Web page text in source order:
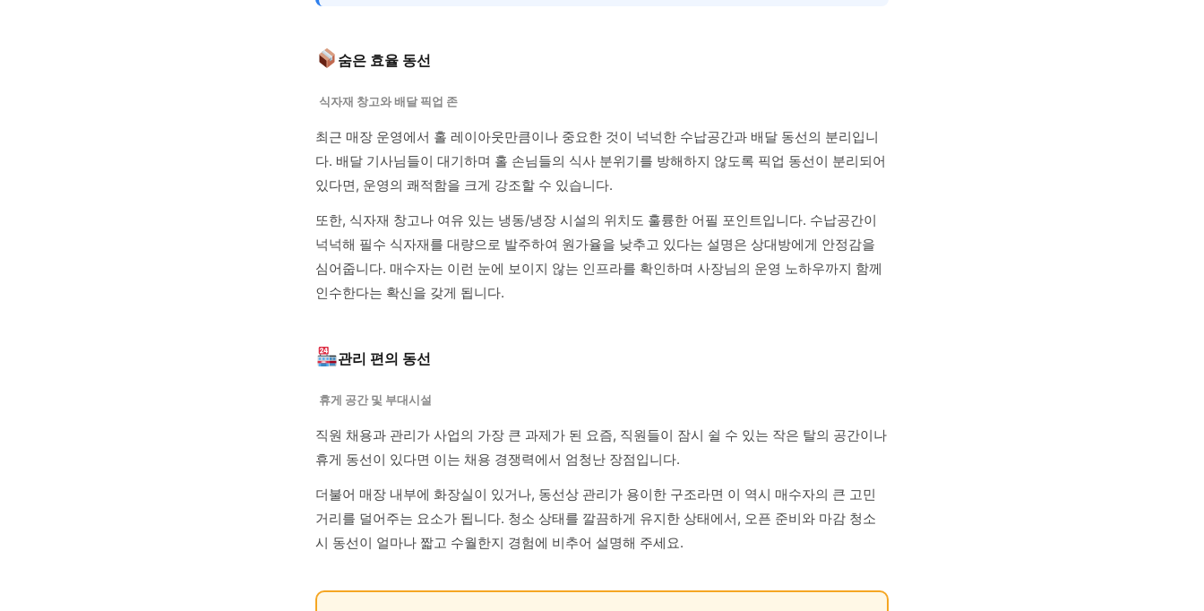
숨은 효율 동선
식자재 창고와 배달 픽업 존
최근 매장 운영에서 홀 레이아웃만큼이나 중요한 것이 넉넉한 수납공간과 배달 동선의 분리입니
다. 배달 기사님들이 대기하며 홀 손님들의 식사 분위기를 방해하지 않도록 픽업 동선이 분리되어
있다면, 운영의 쾌적함을 크게 강조할 수 있습니다.
또한, 식자재 창고나 여유 있는 냉동/냉장 시설의 위치도 훌륭한 어필 포인트입니다. 수납공간이
넉넉해 필수 식자재를 대량으로 발주하여 원가율을 낮추고 있다는 설명은 상대방에게 안정감을
심어줍니다. 매수자는 이런 눈에 보이지 않는 인프라를 확인하며 사장님의 운영 노하우까지 함께
인수한다는 확신을 갖게 됩니다.
관리 편의 동선
휴게 공간 및 부대시설
직원 채용과 관리가 사업의 가장 큰 과제가 된 요즘, 직원들이 잠시 쉴 수 있는 작은 탈의 공간이나
휴게 동선이 있다면 이는 채용 경쟁력에서 엄청난 장점입니다.
더불어 매장 내부에 화장실이 있거나, 동선상 관리가 용이한 구조라면 이 역시 매수자의 큰 고민
거리를 덜어주는 요소가 됩니다. 청소 상태를 깔끔하게 유지한 상태에서, 오픈 준비와 마감 청소
시 동선이 얼마나 짧고 수월한지 경험에 비추어 설명해 주세요.